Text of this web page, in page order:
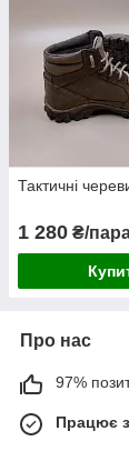
Тактичні
1 280 ₴/
Про нас
97%
Працює